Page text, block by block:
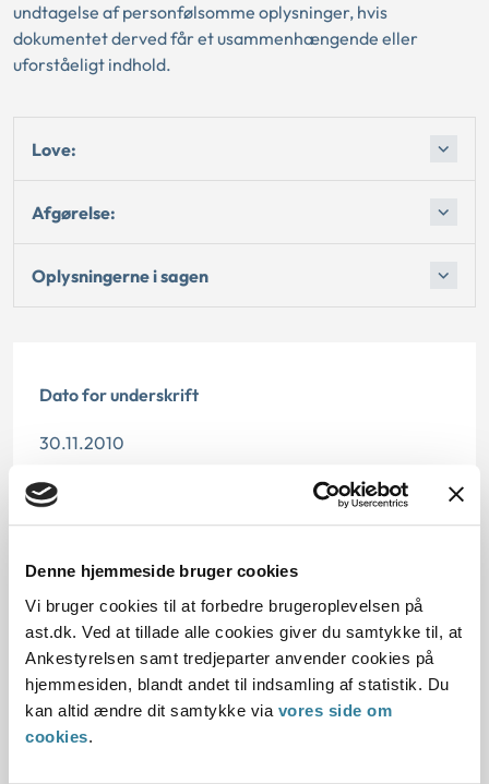
Denne hjemmeside bruger cookies
Vi bruger cookies til at forbedre brugeroplevelsen på
ast.dk. Ved at tillade alle cookies giver du samtykke til, at
Ankestyrelsen samt tredjeparter anvender cookies på
hjemmesiden, blandt andet til indsamling af statistik. Du
kan altid ændre dit samtykke via vores side om
cookies.
undtagelse af personfølsomme oplysninger, hvis
dokumentet derved får et usammenhængende eller
uforståeligt indhold.
Love:
Afgørelse:
Oplysningerne i sagen
Dato for underskrift
30.11.2010
Offentliggørelsesdato
Paragraf
§ 4 § 12
Journalnummer
1210041-10